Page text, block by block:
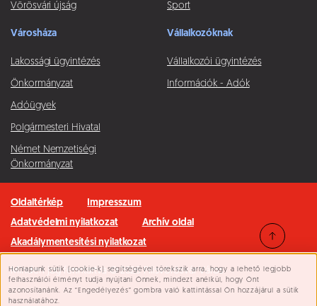
Süti beállítások
Honlapunk sütik (cookie-k) segítségével törekszik arra, hogy a lehető legjobb
felhasználói élményt tudja nyújtani Önnek, mindezt anélkül, hogy Önt
azonosítanánk. Az “Engedélyezés” gombra való kattintással Ön hozzájárul a sütik
használatához.
Vörösvári újság Sport
Városháza
Lakossági ügyintézés
Önkormányzat
Adóügyek
Polgármesteri Hivatal
Német Nemzetiségi
Önkormányzat
Vállalkozóknak
Vállalkozói ügyintézés
Információk - Adók
Oldaltérkép
Impresszum
Adatvédelmi nyilatkozat
Archív oldal
Akadálymentesítési nyilatkozat
Minden jog fenntartva © 2026 Pilisvörösvár Város